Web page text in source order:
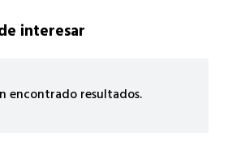
interesar
encontrado resultados.